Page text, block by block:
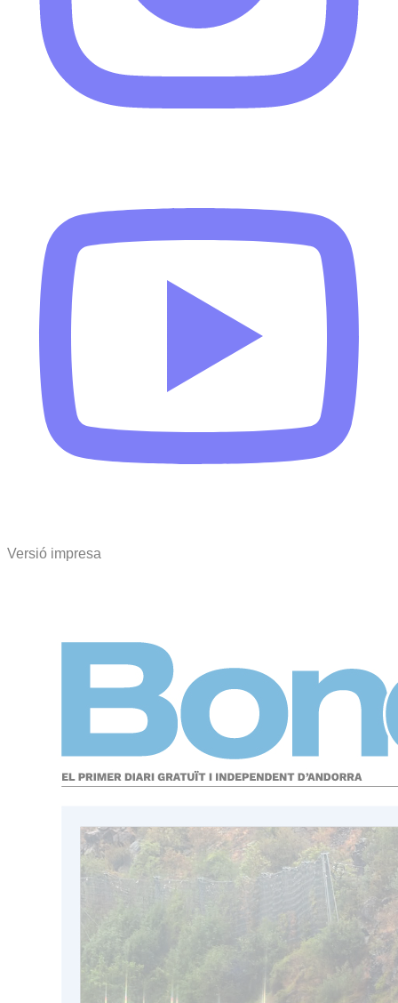
Versió impresa